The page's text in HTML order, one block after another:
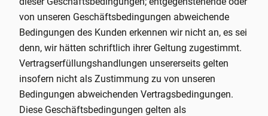
von unseren Geschäftsbedingungen abweichende
Bedingungen des Kunden erkennen wir nicht an, es sei
denn, wir hätten schriftlich ihrer Geltung zugestimmt.
Vertragserfüllungshandlungen unsererseits gelten
insofern nicht als Zustimmung zu von unseren
Bedingungen abweichenden Vertragsbedingungen.
Diese Geschäftsbedingungen gelten als